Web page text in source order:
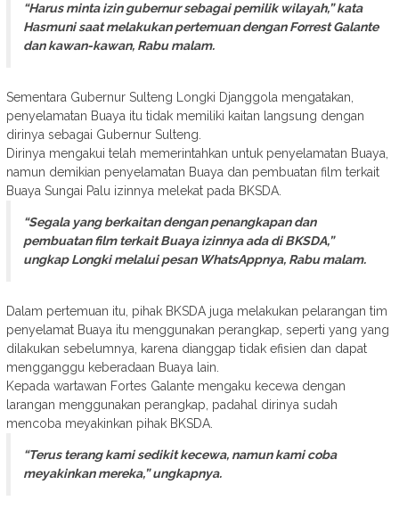
“Harus minta izin gubernur sebagai pemilik wilayah,” kata
Hasmuni saat melakukan pertemuan dengan Forrest Galante
dan kawan-kawan, Rabu malam.
Sementara Gubernur Sulteng Longki Djanggola mengatakan,
penyelamatan Buaya itu tidak memiliki kaitan langsung dengan
dirinya sebagai Gubernur Sulteng.
Dirinya mengakui telah memerintahkan untuk penyelamatan Buaya,
namun demikian penyelamatan Buaya dan pembuatan film terkait
Buaya Sungai Palu izinnya melekat pada BKSDA.
“Segala yang berkaitan dengan penangkapan dan
pembuatan film terkait Buaya izinnya ada di BKSDA,”
ungkap Longki melalui pesan WhatsAppnya, Rabu malam.
Dalam pertemuan itu, pihak BKSDA juga melakukan pelarangan tim
penyelamat Buaya itu menggunakan perangkap, seperti yang yang
dilakukan sebelumnya, karena dianggap tidak efisien dan dapat
mengganggu keberadaan Buaya lain.
Kepada wartawan Fortes Galante mengaku kecewa dengan
larangan menggunakan perangkap, padahal dirinya sudah
mencoba meyakinkan pihak BKSDA.
“Terus terang kami sedikit kecewa, namun kami coba
meyakinkan mereka,” ungkapnya.